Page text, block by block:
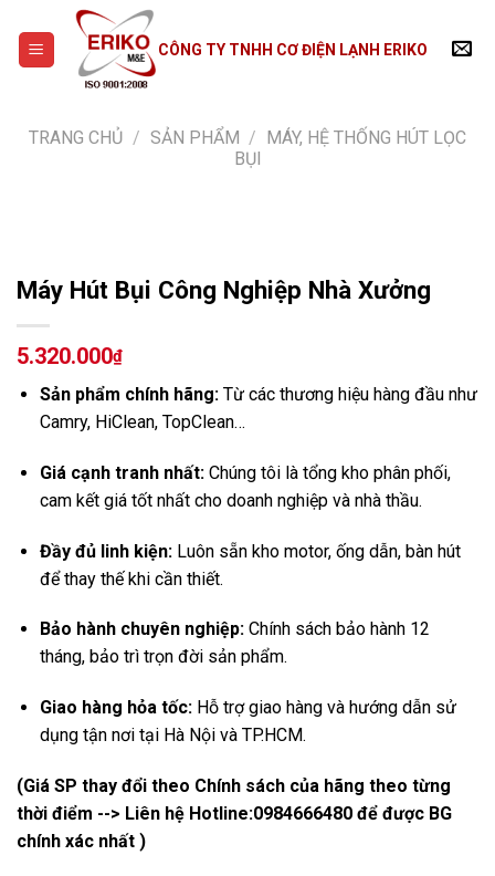
content
CÔNG TY TNHH CƠ ĐIỆN LẠNH ERIKO
TRANG CHỦ / SẢN PHẨM / MÁY, HỆ THỐNG HÚT LỌC
BỤI
Máy Hút Bụi Công Nghiệp Nhà Xưởng
5.320.000₫
Sản phẩm chính hãng:Từ các thương hiệu hàng đầu như
Camry, HiClean, TopClean…
Giá cạnh tranh nhất:Chúng tôi là tổng kho phân phối,
cam kết giá tốt nhất cho doanh nghiệp và nhà thầu.
Đầy đủ linh kiện:Luôn sẵn kho motor, ống dẫn, bàn hút
để thay thế khi cần thiết.
Bảo hành chuyên nghiệp:Chính sách bảo hành 12
tháng, bảo trì trọn đời sản phẩm.
Giao hàng hỏa tốc:Hỗ trợ giao hàng và hướng dẫn sử
dụng tận nơi tại Hà Nội và TP.HCM.
(Giá SP thay đổi theo Chính sách của hãng theo từng
thời điểm --> Liên hệ Hotline:0984666480 để được BG
chính xác nhất )